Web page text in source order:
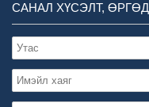
САНАЛ ХҮСЭЛТ,